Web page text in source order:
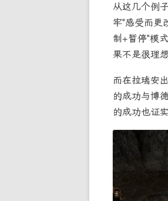
从这几个例
牢"感受而更
制+暂停"模
果不是很理想
而在拉瑞安
的成功与博
的成功也证